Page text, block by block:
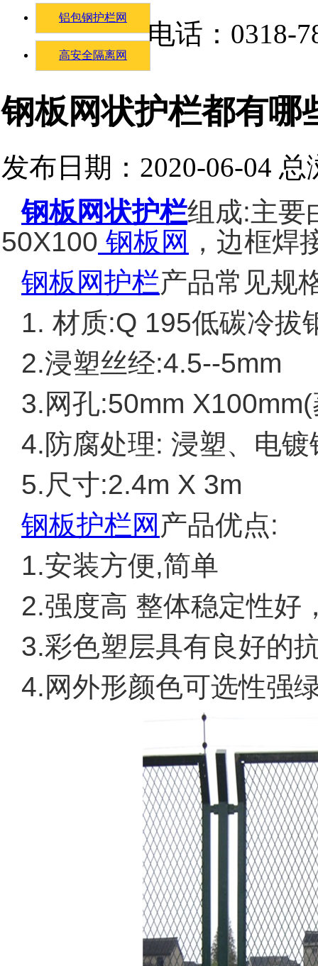
铝包钢护栏网
高安全隔离网
钢板网状护栏都有哪
发布日期：2020-06-04 总
钢板网状护栏组成:主要
50X100 钢板网 ，边框焊
钢板网护栏产品常见规
1. 材质:Q 195低碳冷拔
2.浸塑丝经:4.5--5mm
3.网孔:50mm
4.防腐处理: 浸塑、电
5.尺寸:2.4m X 3m
钢板护栏网 产品优点:
1.安装方便,简单
2.强度高 整体稳定性好
3.彩色塑层具有良好的
4.网外形颜色可选性强
电话：0318-